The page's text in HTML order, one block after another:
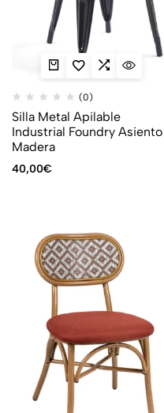
(0)
Silla Metal Apilable
Industrial Foundry Asiento
Madera
40,00€